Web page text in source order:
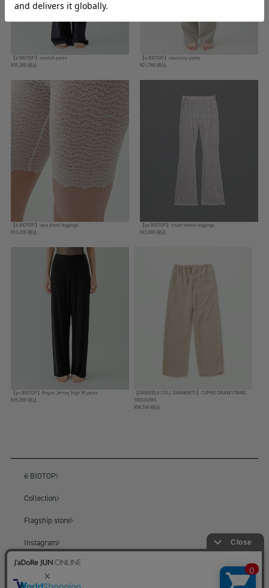
【ё BIOTOP】stretch pants
¥35,200 税込
【ё BIOTOP】elasticity pants
¥21,780 税込
【ё BIOTOP】lace short leggings
¥13,200 税込
【yo BIOTOP】crush velour leggings
¥22,000 税込
【yo BIOTOP】Rayon Jersey High W pants
¥25,300 税込
【GABRIELA COLL GARMENTS】CUPRO DRAWSTRING
TROUSERS
¥58,740 税込
ё BIOTOP
Collection
Flagship store
Instagram
BIOTOP